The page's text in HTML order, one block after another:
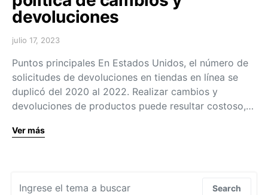
devoluciones
julio 17, 2023
Puntos principales En Estados Unidos, el número de
solicitudes de devoluciones en tiendas en línea se
duplicó del 2020 al 2022. Realizar cambios y
devoluciones de productos puede resultar costoso,…
Ver más
Search